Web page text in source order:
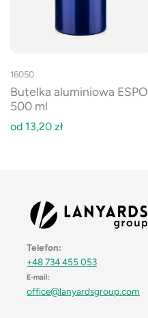
16050
Butelka aluminiowa ESPO
500 ml
od 13,20 zł
Telefon:
+48 734 455 053
E-mail:
office@lanyardsgroup.com